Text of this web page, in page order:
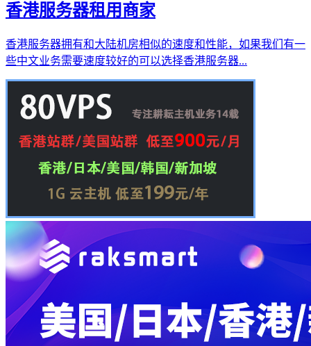
香港服务器租用商家
香港服务器拥有和大陆机房相似的速度和性能，如果我们有一
些中文业务需要速度较好的可以选择香港服务器...